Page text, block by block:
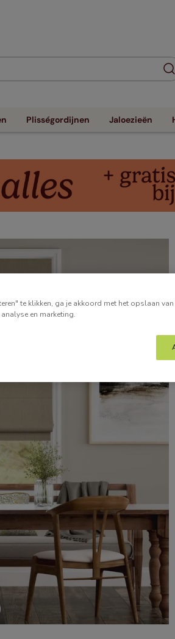
Plisségordijnen Jaloezieën
te klikken, ga je akkoord met het opslaan
en marketing.